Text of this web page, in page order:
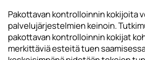
Pakottavan kontrolloinnin kokijoita
palvelujärjestelmien keinoin.
pakottavan kontrolloinnin kokijat
merkittäviä esteitä tuen